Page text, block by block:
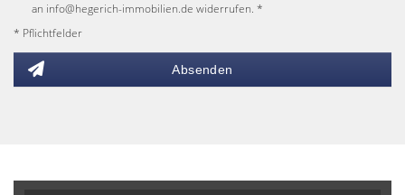
an info@hegerich-immobilien.de widerrufen. *
* Pflichtfelder
Absenden